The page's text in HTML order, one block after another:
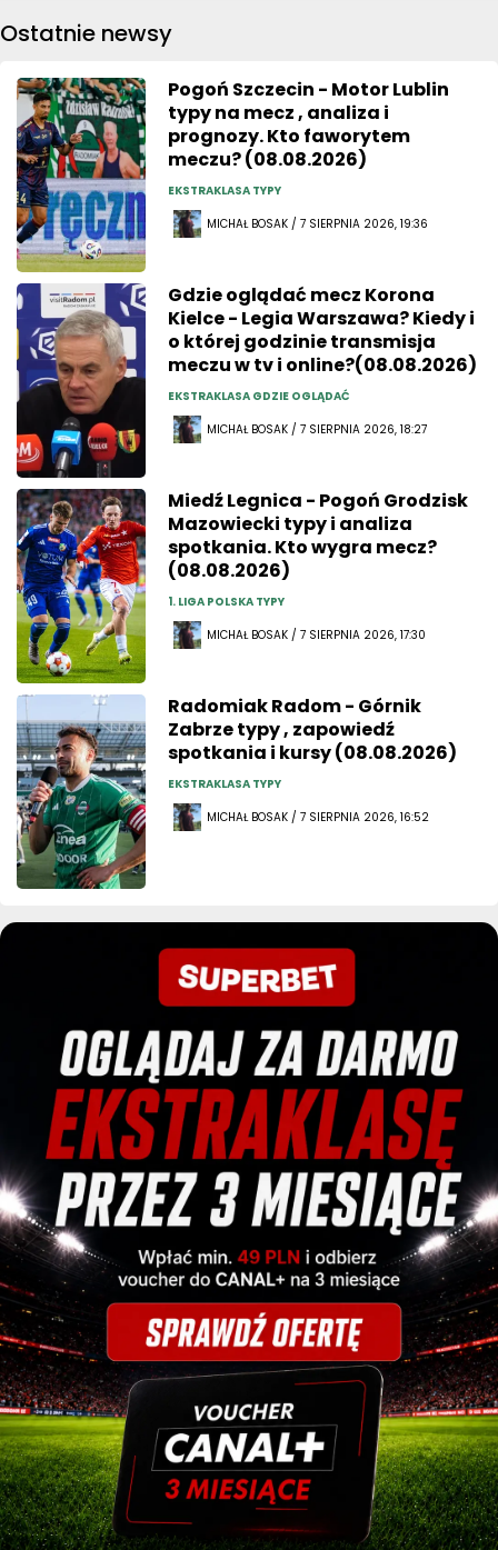
Ostatnie newsy
Pogoń Szczecin - Motor Lublin
typy na mecz , analiza i
prognozy. Kto faworytem
meczu? (08.08.2026)
EKSTRAKLASA TYPY
MICHAŁ BOSAK / 7 SIERPNIA 2026, 19:36
Gdzie oglądać mecz Korona
Kielce - Legia Warszawa? Kiedy i
o której godzinie transmisja
meczu w tv i online?(08.08.2026)
EKSTRAKLASA GDZIE OGLĄDAĆ
MICHAŁ BOSAK / 7 SIERPNIA 2026, 18:27
Miedź Legnica - Pogoń Grodzisk
Mazowiecki typy i analiza
spotkania. Kto wygra mecz?
(08.08.2026)
1. LIGA POLSKA TYPY
MICHAŁ BOSAK / 7 SIERPNIA 2026, 17:30
Radomiak Radom - Górnik
Zabrze typy , zapowiedź
spotkania i kursy (08.08.2026)
EKSTRAKLASA TYPY
MICHAŁ BOSAK / 7 SIERPNIA 2026, 16:52